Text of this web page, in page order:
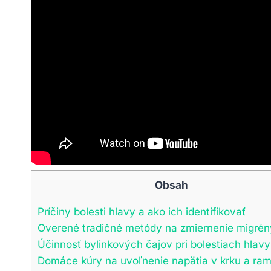
Obsah
Príčiny bolesti hlavy a ako ich identifikovať
Overené tradičné metódy na zmiernenie
Účinnosť bylinkových čajov pri bolestiach hlavy
Domáce kúry na uvoľnenie napätia v krku a